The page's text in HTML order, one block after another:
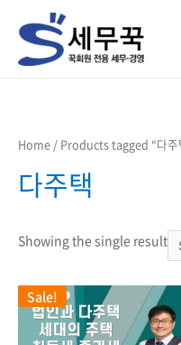
건너뛰기
Home / Products tagged “다주
다주택
Showing the single result
Sale!